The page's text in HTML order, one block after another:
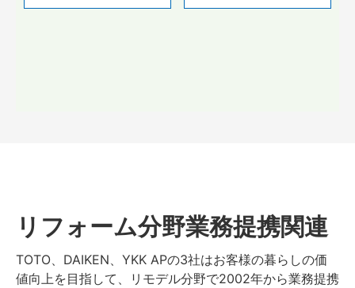
リフォーム分野業務提携関連
TOTO、DAIKEN、YKK APの3社はお客様の暮らしの価
値向上を目指して、リモデル分野で2002年から業務提携